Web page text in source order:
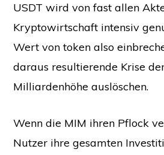
USDT wird von fast allen
Kryptowirtschaft intensiv
Wert von token also
daraus resultierende Krise
Milliardenhöhe auslöschen.
Wenn die MIM ihren Pflock
Nutzer ihre gesamten